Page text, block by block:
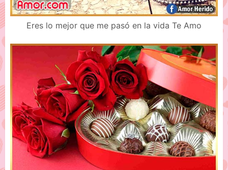
Eres lo mejor que me pasó en la vida Te Amo